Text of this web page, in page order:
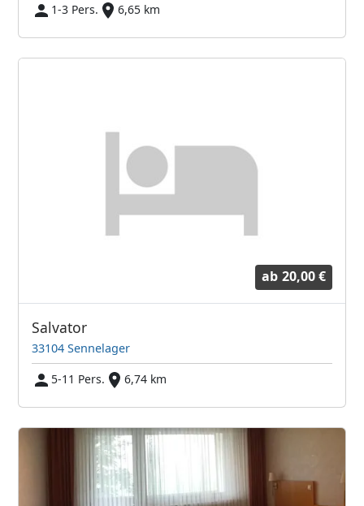
1-3 Pers.
6,65 km
ab 20,00 €
Salvator
33104 Sennelager
5-11 Pers.
6,74 km